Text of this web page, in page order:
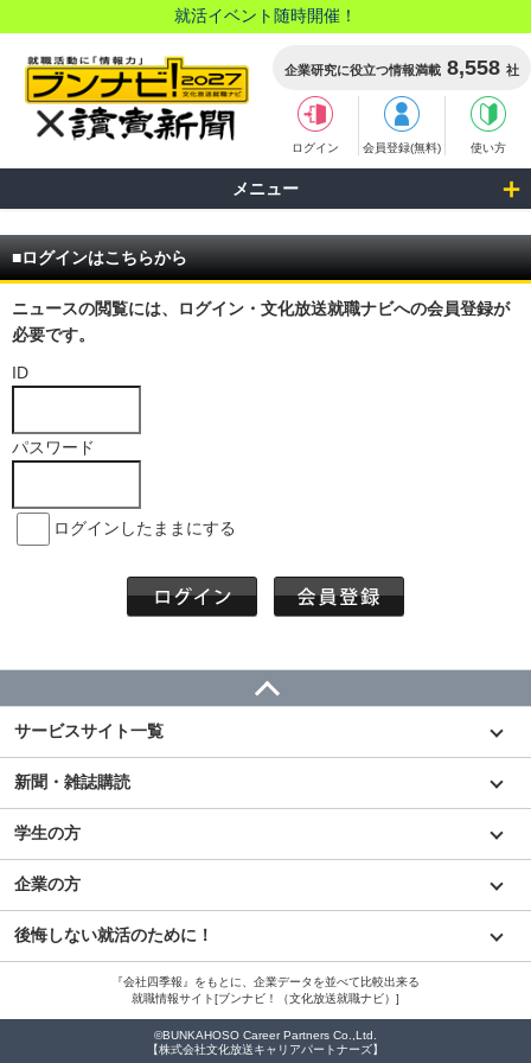
就活イベント随時開催！
企業研究に役立つ情報満載 8,558 社
ログイン 会員登録(無料) 使い方
メニュー
■ログインはこちらから
ニュースの閲覧には、ログイン・文化放送就職ナビへの会員登録が
必要です。
ID
パスワード
ログインしたままにする
サービスサイト一覧
新聞・雑誌購読
学生の方
企業の方
後悔しない就活のために！
『会社四季報』をもとに、企業データを並べて比較出来る
就職情報サイト[ブンナビ！（文化放送就職ナビ）]
©BUNKAHOSO Career Partners Co.,Ltd.
【株式会社文化放送キャリアパートナーズ】